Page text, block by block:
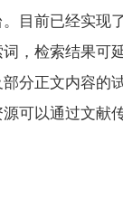
目前已经实现
，检索结果可
分正文内容的
可以通过文献